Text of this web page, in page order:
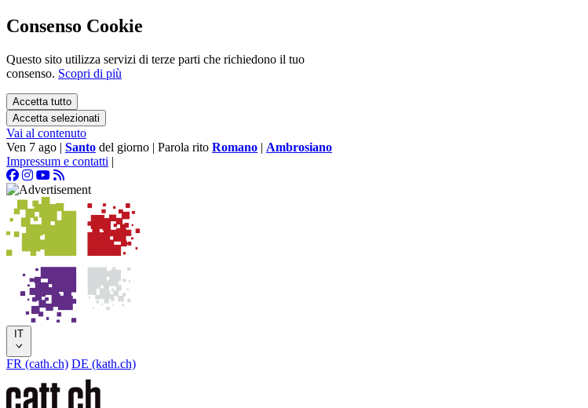
Consenso Cookie
Questo sito utilizza servizi di terze parti che richiedono il tuo
consenso. Scopri di più
Accetta tutto
Accetta selezionati
Vai al contenuto
Ven 7 ago | Santo del giorno | Parola rito Romano | Ambrosiano
Impressum e contatti |
IT
FR (cath.ch) DE (kath.ch)